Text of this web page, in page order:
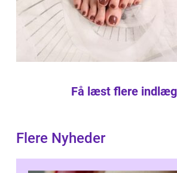
Få læst flere
Flere Nyheder